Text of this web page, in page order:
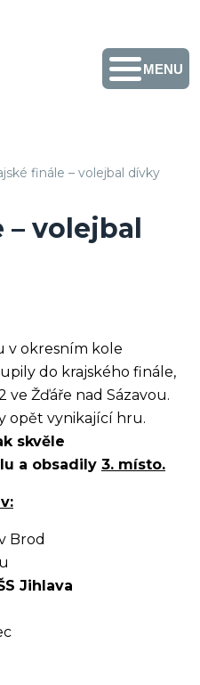
MENU
ji.cz
jídelny
finále – volejbal dívky
– volejbal
v okresním kole
do krajského finále,
ve Žďáře nad Sázavou.
opět vynikající hru.
skvěle
a obsadily 3. místo.
Brod
Jihlava